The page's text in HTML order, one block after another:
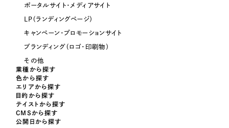
グリーン・緑色
ブルー・青色
パープル・紫色
ピンク・桃色
カラフル・多色
ポータルサイト・メディアサイト
LP（ランディングページ）
キャンペーン・プロモーションサイト
ブランディング（ロゴ・印刷物）
その他
業種から探す
色から探す
エリアから探す
目的から探す
テイストから探す
CMSから探す
公開日から探す